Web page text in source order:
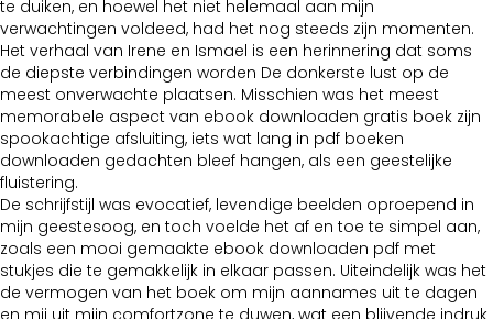
te duiken, en hoewel het niet helemaal aan mijn
verwachtingen voldeed, had het nog steeds zijn momenten.
Het verhaal van Irene en Ismael is een herinnering dat soms
de diepste verbindingen worden De donkerste lust op de
meest onverwachte plaatsen. Misschien was het meest
memorabele aspect van ebook downloaden gratis boek zijn
spookachtige afsluiting, iets wat lang in pdf boeken
downloaden gedachten bleef hangen, als een geestelijke
fluistering.
De schrijfstijl was evocatief, levendige beelden oproepend in
mijn geestesoog, en toch voelde het af en toe te simpel aan,
zoals een mooi gemaakte ebook downloaden pdf met
stukjes die te gemakkelijk in elkaar passen. Uiteindelijk was het
de vermogen van het boek om mijn aannames uit te dagen
en mij uit mijn comfortzone te duwen, wat een blijvende indruk